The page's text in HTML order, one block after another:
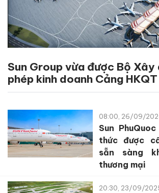
Sun Group vừa được Bộ Xây
phép kinh doanh Cảng
08:00, 26/09/
Sun
thức được
sẵn sàng
thương mại
20:30, 23/09/